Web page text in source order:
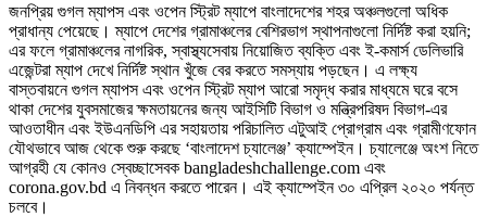
জনপ্রিয় গুগল ম্যাপস এবং ওপেন স্ট্রিট ম্যাপে বাংলাদেশের শহর অঞ্চলগুলো অধিক
প্রাধান্য পেয়েছে। ম্যাপে দেশের গ্রামাঞ্চলের বেশিরভাগ স্থাপনাগুলো নির্দিষ্ট করা হয়নি;
এর ফলে গ্রামাঞ্চলের নাগরিক, স্বাস্থ্যসেবায় নিয়োজিত ব্যক্তি এবং ই-কমার্স ডেলিভারি
এজেন্টরা ম্যাপ দেখে নির্দিষ্ট স্থান খুঁজে বের করতে সমস্যায় পড়ছেন। এ লক্ষ্য
বাস্তবায়নে গুগল ম্যাপস এবং ওপেন স্ট্রিট ম্যাপ আরো সমৃদ্ধ করার মাধ্যমে ঘরে বসে
থাকা দেশের যুবসমাজের ক্ষমতায়নের জন্য আইসিটি বিভাগ ও মন্ত্রিপরিষদ বিভাগ-এর
আওতাধীন এবং ইউএনডিপি এর সহায়তায় পরিচালিত এটুআই প্রোগ্রাম এবং গ্রামীণফোন
যৌথভাবে আজ থেকে শুরু করছে ‘বাংলাদেশ চ্যালেঞ্জ’ ক্যাম্পেইন। চ্যালেঞ্জে অংশ নিতে
আগ্রহী যে কোনও স্বেচ্ছাসেবক bangladeshchallenge.com এবং
corona.gov.bd এ নিবন্ধন করতে পারেন। এই ক্যাম্পেইন ৩০ এপ্রিল ২০২০ পর্যন্ত
চলবে।